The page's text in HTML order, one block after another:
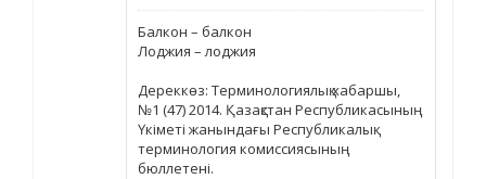
Балкон – балкон
Лоджия – лоджия
Дереккөз: Терминологиялық хабаршы,
№1 (47) 2014. Қазақстан Республикасының
Үкіметі жанындағы Республикалық
терминология комиссиясының
бюллетені.